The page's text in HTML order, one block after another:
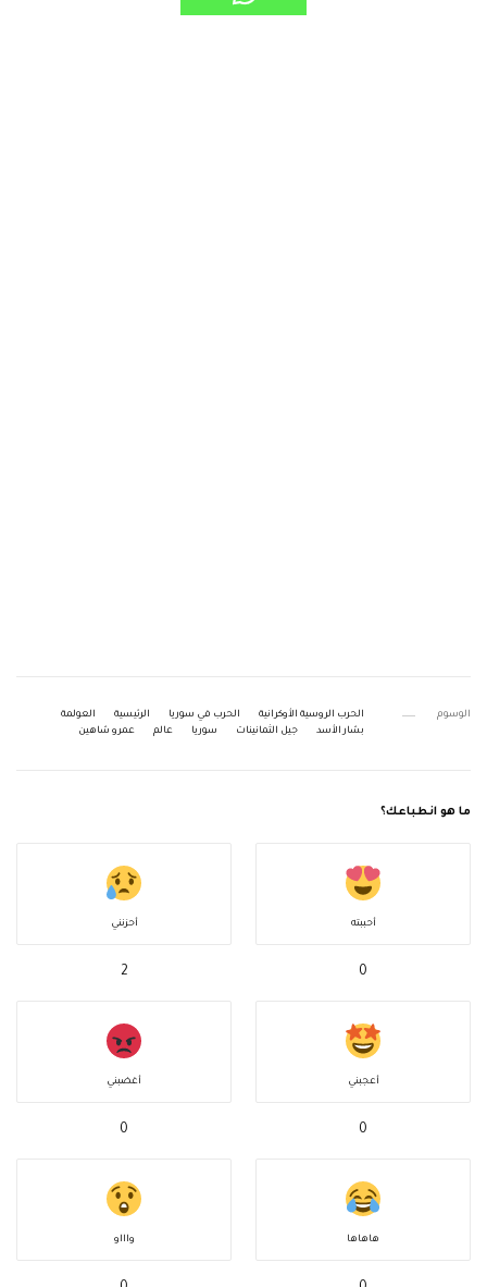
الوسوم الحرب الروسية الأوكرانية الحرب في سوريا الرئيسية
العولمة
بشار الأسد
جيل الثمانينات سوريا عالم عمرو شاهين
ما هو انطباعك؟
أحببته
0
أحزنني
2
أعجبني
0
أغضبني
0
هاهاها واااو